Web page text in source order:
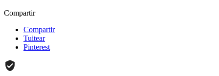
Compartir
Compartir
Tuitear
Pinterest